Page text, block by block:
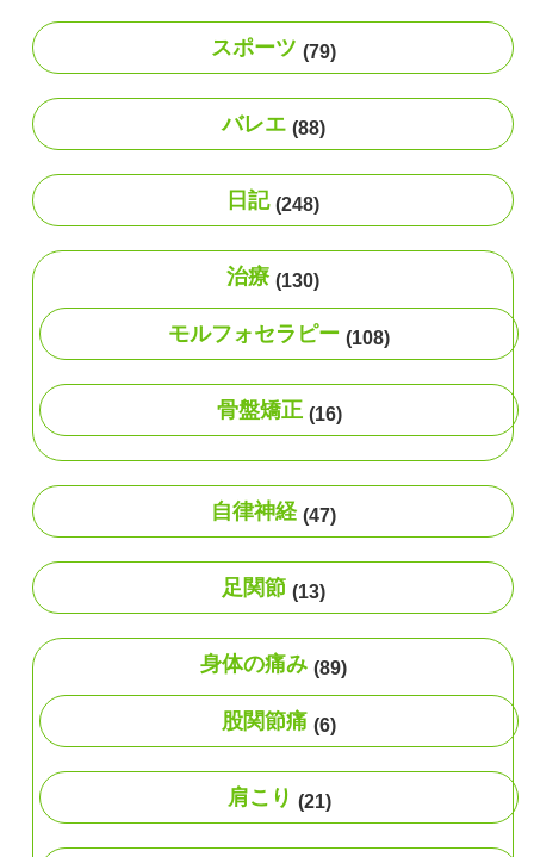
スポーツ (79)
バレエ (88)
日記 (248)
治療 (130)
モルフォセラピー (108)
骨盤矯正 (16)
自律神経 (47)
足関節 (13)
身体の痛み (89)
股関節痛 (6)
肩こり (21)